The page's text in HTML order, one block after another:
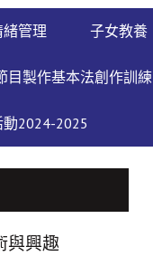
緒管理 子女教養
目製作基本法創作訓練
2024-2025
與興趣